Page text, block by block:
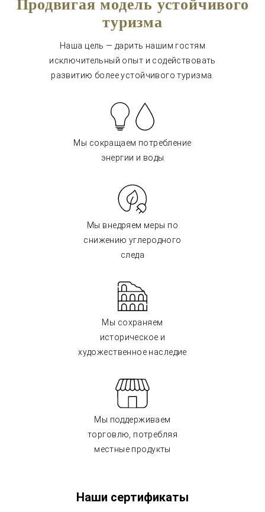
Продвигая модель устойчивого
туризма
Наша цель — дарить нашим гостям
исключительный опыт и содействовать
развитию более устойчивого туризма.
Мы сокращаем потребление
энергии и воды
Мы внедряем меры по
снижению углеродного
следа
Мы сохраняем
историческое и
художественное наследие
Мы поддерживаем
торговлю, потребляя
местные продукты
Наши сертификаты